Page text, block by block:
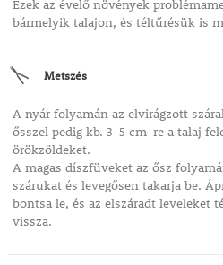
Ezek az évelő növények
bármelyik talajon, és téltűrésük is
Metszés
A nyár folyamán az elvirágzott
ősszel pedig kb. 3-5 cm-re a talaj
örökzöldeket.
A magas díszfüveket az ősz
szárukat és levegősen takarja be.
bontsa le, és az elszáradt leveleket
vissza.